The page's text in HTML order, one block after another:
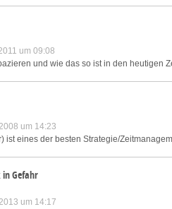
um 09:08
und wie das so ist in den
um 14:23
ist eines der besten Strategie/
in Gefahr
um 14:17